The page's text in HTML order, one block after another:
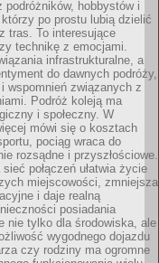
podróżników, hobbystów i
po prostu lubią dzielić
tras. To interesujące
technikę z emocjami.
infrastrukturalne, a
do dawnych podróży,
wspomnień związanych z
Podróż koleją ma
i społeczny. W
mówi się o kosztach
pociąg wraca do
rozsądne i przyszłościowe.
połączeń ułatwia życie
miejscowości, zmniejsza
i daje realną
posiadania
nie tylko dla środowiska, ale
wygodnego dojazdu
czy rodziny ma ogromne